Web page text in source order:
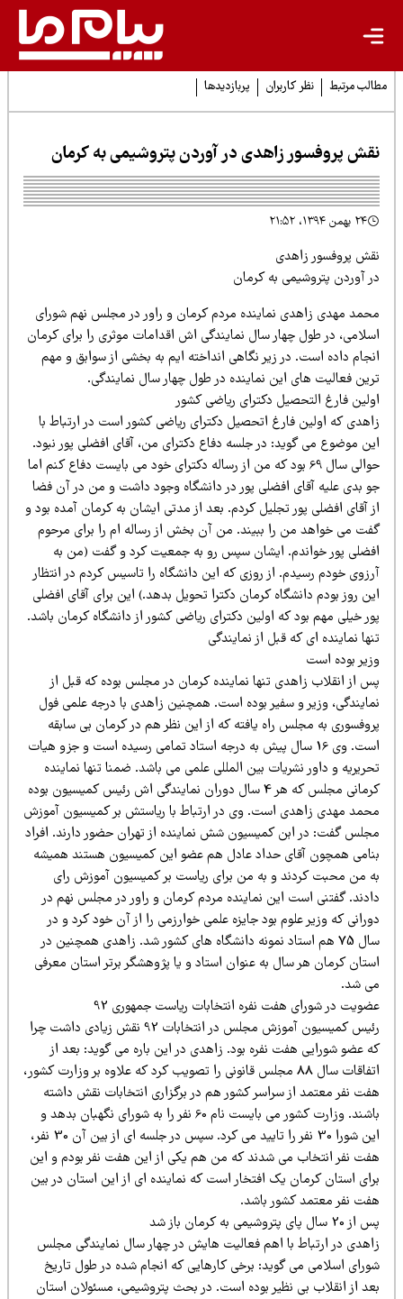
مرتبط نظر کاربران پربازدیدها
پروفسور زاهدی در آوردن پتروشیمی به کرمان
پروفسور زاهدی
آوردن پتروشیمی به کرمان
مهدی زاهدی نماینده مردم کرمان و راور در مجلس نهم شورای
در طول چهار سال نمایندگی اش اقدامات موثری را برای کرمان
داده است. در زیر نگاهی انداخته ایم به بخشی از سوابق و مهم
فعالیت های این نماینده در طول چهار سال نمایندگی.
فارغ التحصیل دکترای ریاضی کشور
که اولین فارغ اتحصیل دکترای ریاضی کشور است در ارتباط با
موضوع می گوید: در جلسه دفاع دکترای من، آقای افضلی پور نبود.
حوالی سال 69 بود که من از رساله دکترای خود می بایست دفاع کنم اما
بدی علیه آقای افضلی پور در دانشگاه وجود داشت و من در آن فضا
آقای افضلی پور تجلیل کردم. بعد از مدتی ایشان به کرمان آمده بود و
می خواهد من را ببیند. من آن بخش از رساله ام را برای مرحوم
پور خواندم. ایشان سپس رو به جمعیت کرد و گفت (من به
خودم رسیدم. از روزی که این دانشگاه را تاسیس کردم در انتظار
روز بودم دانشگاه کرمان دکترا تحویل بدهد.) این برای آقای افضلی
خیلی مهم بود که اولین دکترای ریاضی کشور از دانشگاه کرمان باشد.
نماینده ای که قبل از نمایندگی
بوده است
از انقلاب زاهدی تنها نماینده کرمان در مجلس بوده که قبل از
وزیر و سفیر بوده است. همچنین زاهدی با درجه علمی فول
به مجلس راه یافته که از این نظر هم در کرمان بی سابقه
است. وی 16 سال پیش به درجه استاد تمامی رسیده است و جزو هیات
و داور نشریات بین المللی علمی می باشد. ضمنا تنها نماینده
کرمانی مجلس که هر 4 سال دوران نمایندگی اش رئیس کمیسیون بوده
مهدی زاهدی است. وی در ارتباط با ریاستش بر کمیسیون آموزش
گفت: در ابن کمیسیون شش نماینده از تهران حضور دارند. افراد
همچون آقای حداد عادل هم عضو این کمیسیون هستند همیشه
من محبت کردند و به من برای ریاست بر کمیسیون آموزش رای
گفتنی است این نماینده مردم کرمان و راور در مجلس نهم در
که وزیر علوم بود جایزه علمی خوارزمی را از آن خود کرد و در
سال 75 هم استاد نمونه دانشگاه های کشور شد. زاهدی همچنین در
کرمان هر سال به عنوان استاد و یا پژوهشگر برتر استان معرفی
شد.
در شورای هفت نفره انتخابات ریاست جمهوری 92
رئیس کمیسیون آموزش مجلس در انتخابات 92 نقش زیادی داشت چرا
عضو شورایی هفت نفره بود. زاهدی در این باره می گوید: بعد از
اتفاقات سال 88 مجلس قانونی را تصویب کرد که علاوه بر وزارت کشور،
نفر معتمد از سراسر کشور هم در برگزاری انتخابات نقش داشته
باشند. وزارت کشور می بایست نام 60 نفر را به شورای نگهبان بدهد و
این شورا 30 نفر را تایید می کرد. سپس در جلسه ای از بین آن 30 نفر،
نفر انتخاب می شدند که من هم یکی از این هفت نفر بودم و این
استان کرمان یک افتخار است که نماینده ای از این استان در بین
نفر معتمد کشور باشد.
پای پتروشیمی به کرمان باز شد
در ارتباط با اهم فعالیت هایش در چهار سال نمایندگی مجلس
اسلامی می گوید: برخی کارهایی که انجام شده در طول تاریخ
از انقلاب بی نظیر بوده است. در بحث پتروشیمی، مسئولان استان